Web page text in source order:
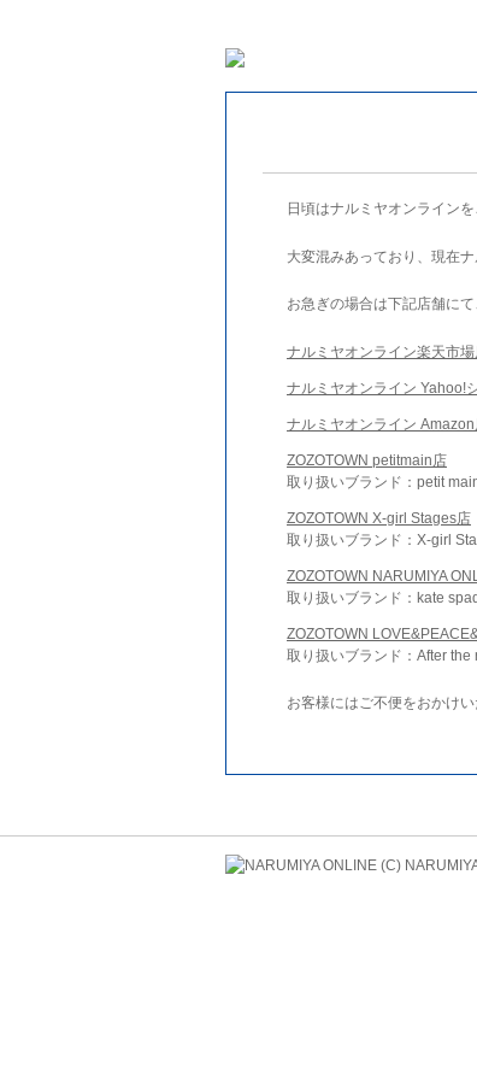
日頃はナルミヤオンライン
大変混みあっており、現在
お急ぎの場合は下記店舗にて
ナルミヤオンライン楽天市
ナルミヤオンライン Yahoo!
ナルミヤオンライン
ZOZOTOWN petitmain店
取り扱いブランド：petit
ZOZOTOWN X-girl Stages店
取り扱いブランド：X-girl
ZOZOTOWN NARUMIYA
取り扱いブランド：kate
ZOZOTOWN
取り扱いブランド：After
お客様にはご不便をおかけ